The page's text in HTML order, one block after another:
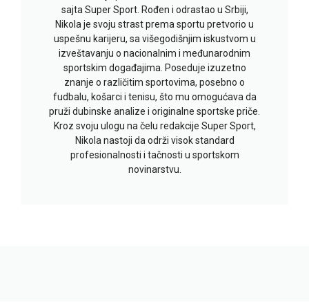
sajta Super Sport. Rođen i odrastao u Srbiji,
Nikola je svoju strast prema sportu pretvorio u
uspešnu karijeru, sa višegodišnjim iskustvom u
izveštavanju o nacionalnim i međunarodnim
sportskim događajima. Poseduje izuzetno
znanje o različitim sportovima, posebno o
fudbalu, košarci i tenisu, što mu omogućava da
pruži dubinske analize i originalne sportske priče.
Kroz svoju ulogu na čelu redakcije Super Sport,
Nikola nastoji da održi visok standard
profesionalnosti i tačnosti u sportskom
novinarstvu.